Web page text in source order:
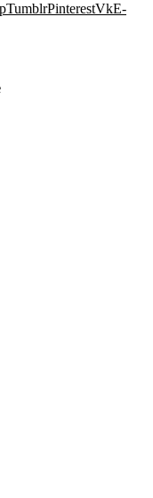
TumblrPinterestVkE-